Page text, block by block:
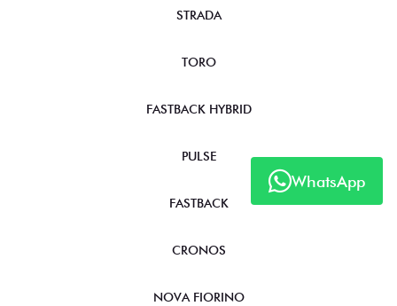
WhatsApp
STRADA
TORO
FASTBACK HYBRID
PULSE
FASTBACK
CRONOS
NOVA FIORINO